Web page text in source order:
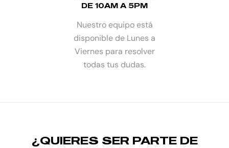
DE 10AM A 5PM
Nuestro equipo está
disponible de Lunes a
Viernes para resolver
todas tus dudas.
¿QUIERES SER PARTE DE